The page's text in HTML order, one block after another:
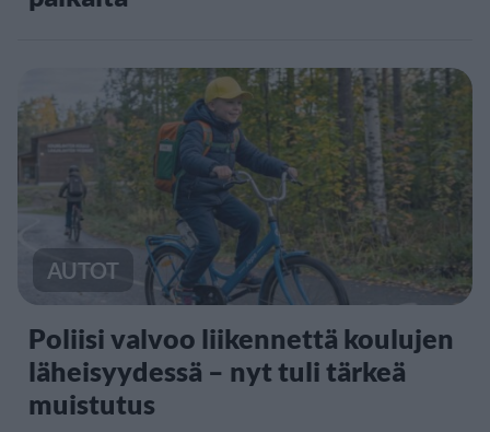
AUTOT
Poliisi valvoo liikennettä koulujen
läheisyydessä – nyt tuli tärkeä
muistutus